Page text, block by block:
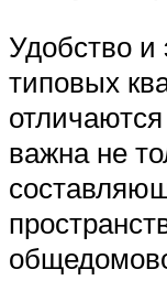
Удобство и
типовых
важна не